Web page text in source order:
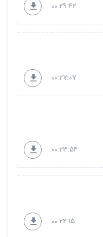
00:29:42
00:27:07
00:23:54
00:22:15